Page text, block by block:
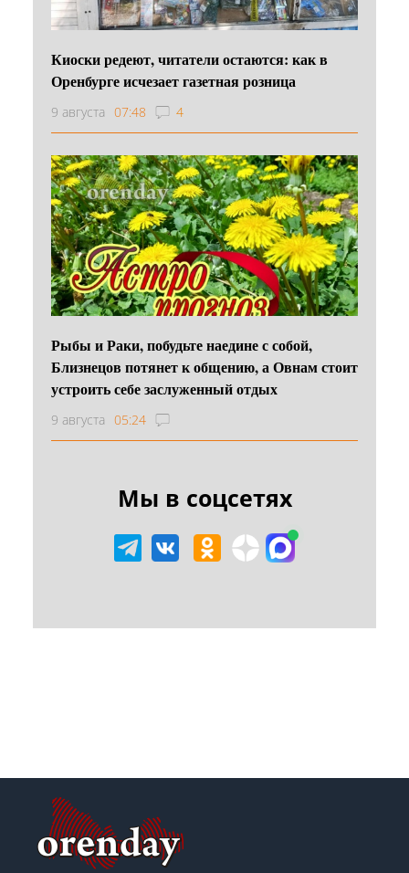
Киоски редеют, читатели остаются: как в
Оренбурге исчезает газетная розница
9 августа 07:48 4
Рыбы и Раки, побудьте наедине с собой,
Близнецов потянет к общению, а Овнам стоит
устроить себе заслуженный отдых
9 августа 05:24
Мы в соцсетях